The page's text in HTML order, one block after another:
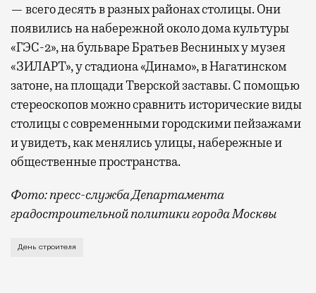
— всего десять в разных районах столицы. Они
появились на набережной около дома культуры
«ГЭС-2», на бульваре Братьев Весниных у музея
«ЗИЛАРТ», у стадиона «Динамо», в Нагатинском
затоне, на площади Тверской заставы. С помощью
стереоскопов можно сравнить исторические виды
столицы с современными городскими пейзажами
и увидеть, как менялись улицы, набережные и
общественные пространства.
Фото: пресс-служба Департамента
градостроительной политики города Москвы
В этом году профессиональный праздник День
День строителя